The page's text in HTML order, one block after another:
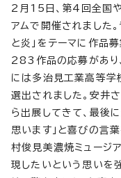
2月15日、第4回全国
アムで開催されました
と炎」をテーマに作品
283作品の応募があり
には多治見工業高等学
選出されました。安井
ら出展してきて、最後
思います」と喜びの言
村俊見美濃焼ミュージ
現したいという思いを